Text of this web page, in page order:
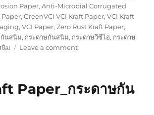
Paper,Anti-Microbial Corrugated
,GreenVCI VCI Kraft Paper,VCI Kraft
,VCI Paper,Zero Rust Kraft Paper,
นสนิม, กระดาษกันสนิม, กระดาษวีซีไอ, กระดาษ
นิม
Leave a commenton
รอง
Paper_กระดาษกัน